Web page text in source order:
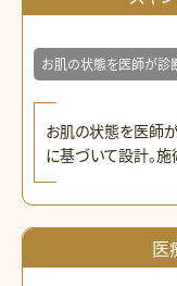
お肌の状態を医師が診
お肌の状態を医師
に基づいて設計。施
医